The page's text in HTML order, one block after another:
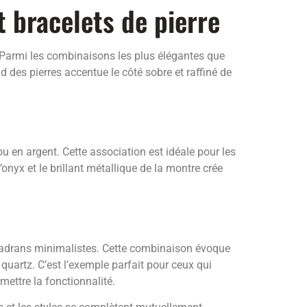
bracelets de pierre
les combinaisons les plus élégantes que
des pierres accentue le côté sobre et raffiné de
en argent. Cette association est idéale pour les
et le brillant métallique de la montre crée
minimalistes. Cette combinaison évoque
C’est l’exemple parfait pour ceux qui
la fonctionnalité.